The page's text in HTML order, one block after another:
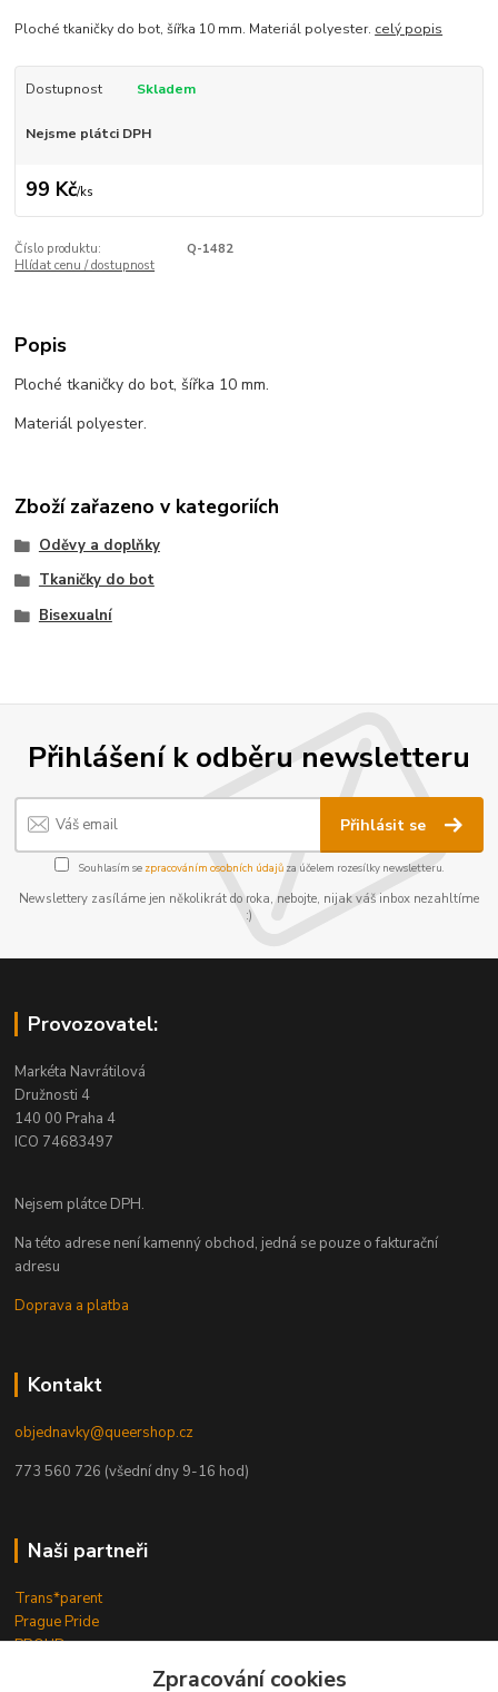
Ploché tkaničky do bot, šířka 10 mm. Materiál polyester. celý popis
Dostupnost Skladem
Nejsme plátci DPH
99 Kč/ks
Číslo produktu:
Q-1482
Hlídat cenu / dostupnost
Popis
Ploché tkaničky do bot, šířka 10 mm.
Materiál polyester.
Zboží zařazeno v kategoriích
Oděvy a doplňky
Tkaničky do bot
Bisexualní
Přihlášení k odběru newsletteru
Přihlásit se
Souhlasím se zpracováním osobních údajůza účelem rozesílky newsletteru.
Newslettery zasíláme jen několikrát do roka, nebojte, nijak váš inbox nezahltíme
:)
Provozovatel:
Markéta Navrátilová
Družnosti 4
140 00 Praha 4
ICO 74683497
Nejsem plátce DPH.
Na této adrese není kamenný obchod, jedná se pouze o fakturační
adresu
Doprava a platba
Kontakt
objednavky@queershop.cz
773 560 726 (všední dny 9-16 hod)
Naši partneři
Trans*parent
Prague Pride
PROUD
Zpracování cookies